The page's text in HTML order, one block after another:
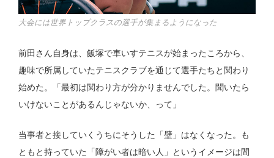
大会には世界トップクラスの選手が集まるようになった
前田さん自身は、飯塚で車いすテニスが始まったころから、
趣味で所属していたテニスクラブを通じて選手たちと関わり
始めた。「最初は関わり方が分かりませんでした。聞いたら
いけないことがあるんじゃないか、って」
当事者と接していくうちにそうした「壁」はなくなった。も
ともと持っていた「障がい者は暗い人」というイメージは間